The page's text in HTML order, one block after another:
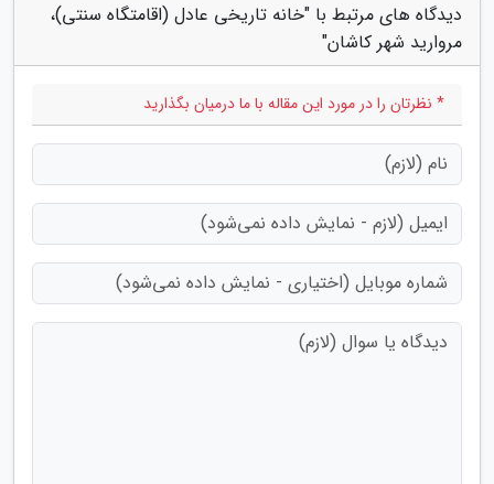
دیدگاه های مرتبط با "خانه تاریخی عادل (اقامتگاه سنتی)،
مروارید شهر کاشان"
* نظرتان را در مورد این مقاله با ما درمیان بگذارید